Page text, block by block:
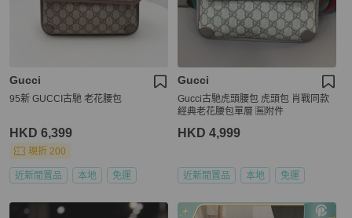
Gucci
95新 GUCCI古馳 老花腰包
HKD 6,399
現折 200
近新閒置品 本地 免運
Gucci
Gucci古馳虎頭腰包 虎頭包 肖戰同款
經典老花腰包單層 🈚附件
HKD 4,999
近新閒置品 本地 免運